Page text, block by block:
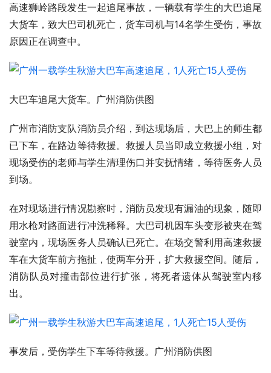
高速狮岭路段发生一起追尾事故，一辆载有学生的大巴追尾
大货车，致大巴司机死亡，货车司机与14名学生受伤，事故
原因正在调查中。
大巴车追尾大货车。广州消防供图
广州市消防支队消防员介绍，到达现场后，大巴上的师生都
已下车，在路边等待救援。救援人员当即成立救援小组，对
现场受伤的老师与学生清理伤口并安抚情绪，等待医务人员
到场。
在对现场进行情况勘察时，消防员发现有漏油的现象，随即
用水枪对路面进行冲洗稀释。大巴司机因车头变形被夹在驾
驶室内，现场医务人员确认已死亡。在场交警利用高速救援
车在大货车前方拖扯，使两车分开，扩大救援空间。随后，
消防队员对撞击部位进行扩张，将死者遗体从驾驶室内移
出。
事发后，受伤学生下车等待救援。广州消防供图